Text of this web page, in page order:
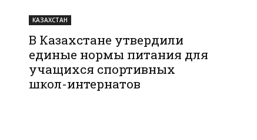
КАЗАХСТАН
В Казахстане утвердили
единые нормы питания для
учащихся спортивных
школ-интернатов